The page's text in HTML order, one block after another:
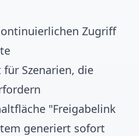
Zugriff
für Szenarien, die
"Freigabelink
generiert sofort